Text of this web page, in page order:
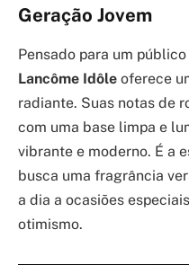
Geração Jovem
Pensado para um
Lancôme Idôle oferece
radiante. Suas notas de
com uma base limpa e
vibrante e moderno. É a
busca uma fragrância
a dia a ocasiões
otimismo.